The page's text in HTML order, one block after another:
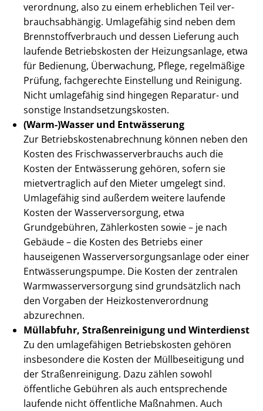
ver­ord­nung, also zu einem erheblichen Teil ver­
brauchs­ab­hän­gig. Umlagefähig sind neben dem
Brenn­stoff­ver­brauch und dessen Lieferung auch
laufende Betriebskosten der Heizungsanlage, etwa
für Bedienung, Überwachung, Pflege, regelmäßige
Prüfung, fachgerechte Einstellung und Reinigung.
Nicht umlagefähig sind hingegen Reparatur- und
sonstige In­stand­set­zungs­kos­ten.
(Warm-)Wasser und Entwässerung
Zur Be­triebs­kos­ten­ab­rech­nung können neben den
Kosten des Frisch­was­ser­ver­brauchs auch die
Kosten der Entwässerung gehören, sofern sie
mietvertraglich auf den Mieter umgelegt sind.
Umlagefähig sind außerdem weitere laufende
Kosten der Was­ser­ver­sor­gung, etwa
Grundgebühren, Zählerkosten sowie – je nach
Gebäude – die Kosten des Betriebs einer
hauseigenen Was­ser­ver­sor­gungs­an­la­ge oder einer
Ent­wäs­se­rungs­pum­pe. Die Kosten der zentralen
Warm­was­ser­ver­sor­gung sind grundsätzlich nach
den Vorgaben der Heiz­kos­ten­ver­ord­nung
abzurechnen.
Müllabfuhr, Stra­ßen­rei­ni­gung und Winterdienst
Zu den umlagefähigen Betriebskosten gehören
insbesondere die Kosten der Müllbeseitigung und
der Stra­ßen­rei­ni­gung. Dazu zählen sowohl
öffentliche Gebühren als auch entsprechende
laufende nicht öffentliche Maßnahmen. Auch